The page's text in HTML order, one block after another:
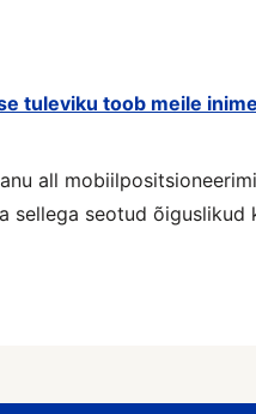
tuleviku toob meile
all
sellega seotud õiguslikud